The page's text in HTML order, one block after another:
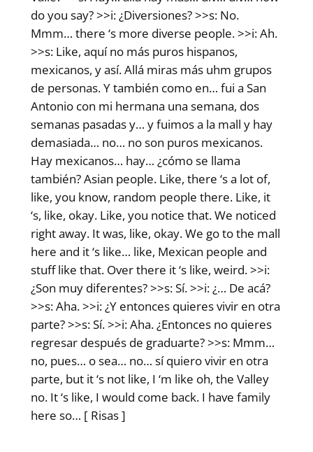
do you say? >>i: ¿Diversiones? >>s: No.
Mmm… there ‘s more diverse people. >>i: Ah.
>>s: Like, aquí no más puros hispanos,
mexicanos, y así. Allá miras más uhm grupos
de personas. Y también como en… fui a San
Antonio con mi hermana una semana, dos
semanas pasadas y… y fuimos a la mall y hay
demasiada… no… no son puros mexicanos.
Hay mexicanos… hay… ¿cómo se llama
también? Asian people. Like, there ‘s a lot of,
like, you know, random people there. Like, it
‘s, like, okay. Like, you notice that. We noticed
right away. It was, like, okay. We go to the mall
here and it ‘s like… like, Mexican people and
stuff like that. Over there it ‘s like, weird. >>i:
¿Son muy diferentes? >>s: Sí. >>i: ¿… De acá?
>>s: Aha. >>i: ¿Y entonces quieres vivir en otra
parte? >>s: Sí. >>i: Aha. ¿Entonces no quieres
regresar después de graduarte? >>s: Mmm…
no, pues… o sea… no… sí quiero vivir en otra
parte, but it ‘s not like, I ‘m like oh, the Valley
no. It ‘s like, I would come back. I have family
here so… [ Risas ]